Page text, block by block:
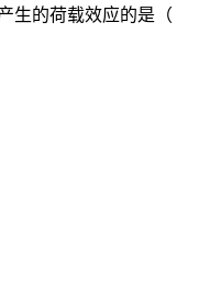
生的荷载效应的是（